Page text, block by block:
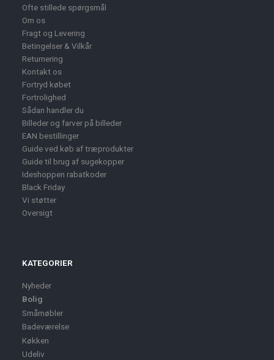
Ofte stillede spørgsmål
Om os
Fragt og Levering
Betingelser & Vilkår
Returnering
Kontakt os
Fortryd købet
Fortrolighed
Sådan handler du
Billeder og farver på billeder
EAN bestillinger
Guide ved køb af træprodukter
Guide til brug af sugekopper
Ideshoppen rabatkoder
Black Friday
Vi støtter
Oversigt
KATEGORIER
Nyheder
Bolig
Småmøbler
Badeværelse
Køkken
Udeliv